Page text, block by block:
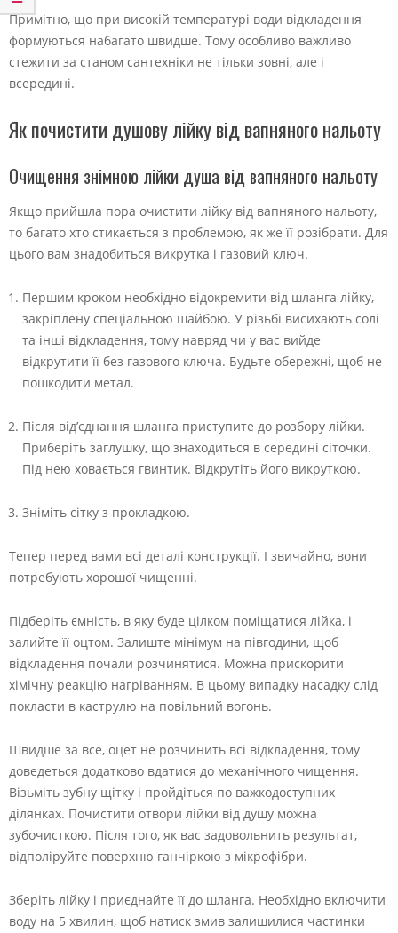
Примітно, що при високій температурі води відкладення
формуються набагато швидше. Тому особливо важливо
стежити за станом сантехніки не тільки зовні, але і
всередині.
Як почистити душову лійку від вапняного нальоту
Очищення знімною лійки душа від вапняного нальоту
Якщо прийшла пора очистити лійку від вапняного нальоту,
то багато хто стикається з проблемою, як же її розібрати. Для
цього вам знадобиться викрутка і газовий ключ.
Першим кроком необхідно відокремити від шланга лійку,
закріплену спеціальною шайбою. У різьбі висихають солі
та інші відкладення, тому навряд чи у вас вийде
відкрутити її без газового ключа. Будьте обережні, щоб не
пошкодити метал.
Після від’єднання шланга приступите до розбору лійки.
Приберіть заглушку, що знаходиться в середині сіточки.
Під нею ховається гвинтик. Відкрутіть його викруткою.
Зніміть сітку з прокладкою.
Тепер перед вами всі деталі конструкції. І звичайно, вони
потребують хорошої чищенні.
Підберіть ємність, в яку буде цілком поміщатися лійка, і
залийте її оцтом. Залиште мінімум на півгодини, щоб
відкладення почали розчинятися. Можна прискорити
хімічну реакцію нагріванням. В цьому випадку насадку слід
покласти в каструлю на повільний вогонь.
Швидше за все, оцет не розчинить всі відкладення, тому
доведеться додатково вдатися до механічного чищення.
Візьміть зубну щітку і пройдіться по важкодоступних
ділянках. Почистити отвори лійки від душу можна
зубочисткою. Після того, як вас задовольнить результат,
відполіруйте поверхню ганчіркою з мікрофібри.
Зберіть лійку і приєднайте її до шланга. Необхідно включити
воду на 5 хвилин, щоб натиск змив залишилися частинки